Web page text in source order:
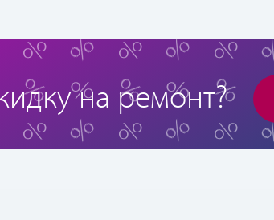
на ремонт?